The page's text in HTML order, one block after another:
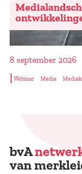
2026
Media Mediakanalen
bvA
van